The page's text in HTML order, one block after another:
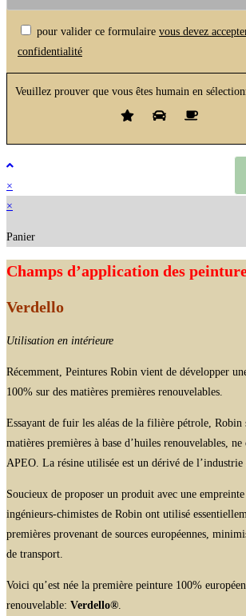
Veuillez laisser ce champ vide.
pour valider ce formulaire vous devez
confidentialité
Veuillez prouver que vous êtes humain en
×
×
Panier
Champs d’application des
Verdello
Utilisation en intérieure
Récemment, Peintures Robin vient de développer
100% sur des matières premières renouvelables.
Essayant de fuir les aléas de la filière pétrole, Robin
matières premières à base d’huiles renouvelables,
APEO. La résine utilisée est un dérivé de l’industrie
Soucieux de proposer un produit avec une
ingénieurs-chimistes de Robin ont utilisé
premières provenant de sources européennes,
de transport.
Voici qu’est née la première peinture 100%
renouvelable: Verdello®.